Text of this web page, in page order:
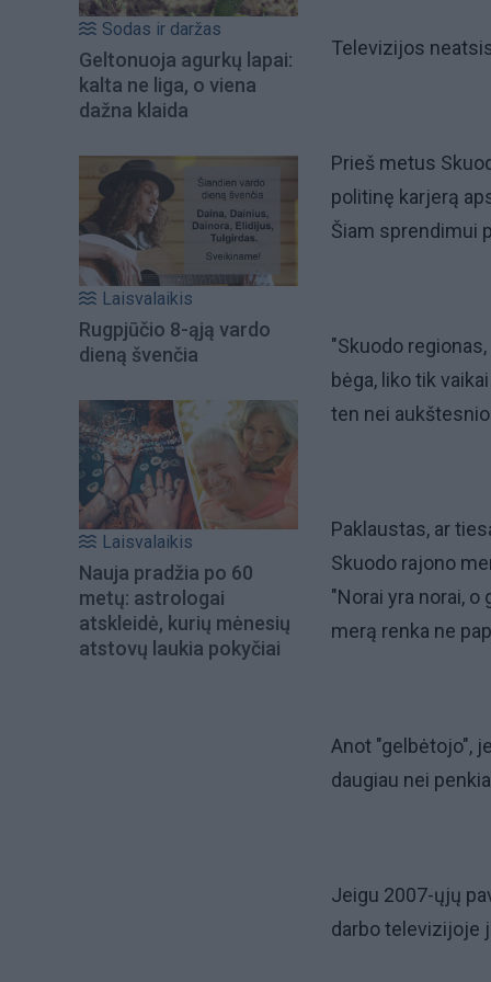
Sodas ir daržas
Geltonuoja agurkų lapai:
kalta ne liga, o viena
dažna klaida
Laisvalaikis
Rugpjūčio 8-ąją vardo
dieną švenčia
Laisvalaikis
Nauja pradžia po 60
metų: astrologai
atskleidė, kurių mėnesių
atstovų laukia pokyčiai
Televizijos
Prieš metus
politinę karjerą
Šiam sprendimui
"Skuodo
bėga, liko tik
ten nei
Paklaustas, ar
Skuodo rajono
"Norai yra norai,
merą renka ne
Anot "gelbėtojo",
daugiau nei
Jeigu 2007-ųjų
darbo televizijoje